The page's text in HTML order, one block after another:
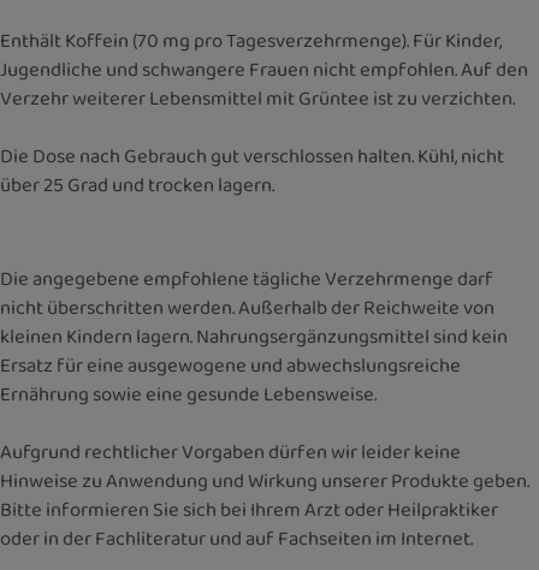
Enthält Koffein (70 mg pro Tagesverzehrmenge). Für Kinder,
Jugendliche und schwangere Frauen nicht empfohlen. Auf den
Verzehr weiterer Lebensmittel mit Grüntee ist zu verzichten.
Die Dose nach Gebrauch gut verschlossen halten. Kühl, nicht
über 25 Grad und trocken lagern.
Die angegebene empfohlene tägliche Verzehrmenge darf
nicht überschritten werden. Außerhalb der Reichweite von
kleinen Kindern lagern. Nahrungsergänzungsmittel sind kein
Ersatz für eine ausgewogene und abwechslungsreiche
Ernährung sowie eine gesunde Lebensweise.
Aufgrund rechtlicher Vorgaben dürfen wir leider keine
Hinweise zu Anwendung und Wirkung unserer Produkte geben.
Bitte informieren Sie sich bei Ihrem Arzt oder Heilpraktiker
oder in der Fachliteratur und auf Fachseiten im Internet.